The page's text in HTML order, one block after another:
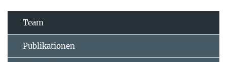
Team
Publikationen